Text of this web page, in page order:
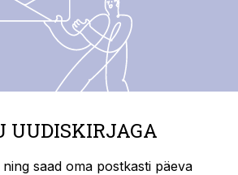
UUDISKIRJAGA
saad oma postkasti päeva